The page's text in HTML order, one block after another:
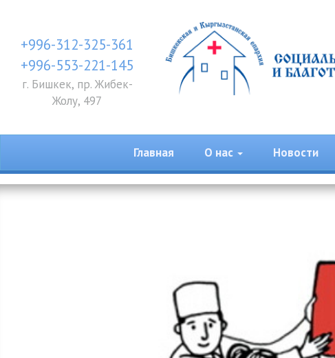
+996-312-325-361
+996-553-221-145
г. Бишкек, пр. Жибек-
Жолу, 497
Главная О нас Новости